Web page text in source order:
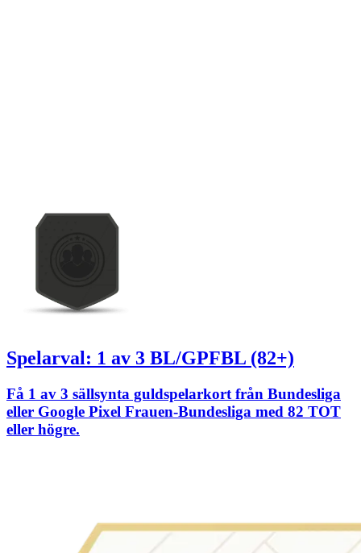
Spelarval: 1 av 3 BL/GPFBL (82+)
Få 1 av 3 sällsynta guldspelarkort från Bundesliga
eller Google Pixel Frauen-Bundesliga med 82 TOT
eller högre.